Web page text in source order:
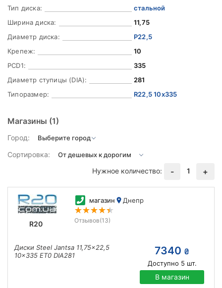
Тип диска:
стальной
Ширина диска:
11,75
Диаметр диска:
Р22,5
Крепеж:
10
PCD1:
335
Диаметр ступицы (DIA):
281
Типоразмер:
R22,5 10x335
Магазины (1)
Город:
Сортировка:
Нужное количество:
- 1 +
R20
магазин Днепр
Отзывов(13)
Диски Steel Jantsa 11,75x22,5
10x335 ET0 DIA281
7340 ₴
Доступно 5 шт.
В магазин